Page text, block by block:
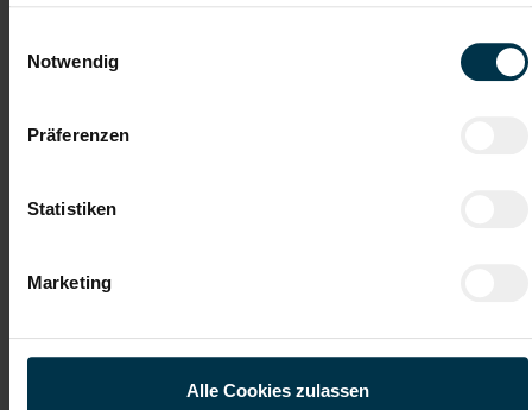
Notwendig
Präferenzen
Statistiken
Marketing
Alle Cookies zulassen
Wir sind für dich